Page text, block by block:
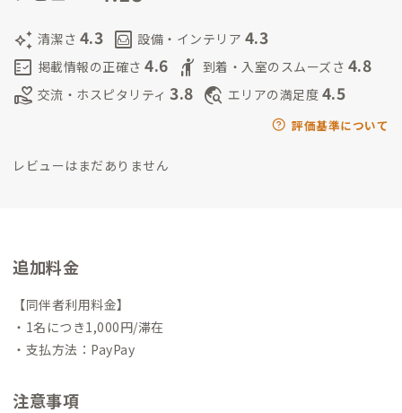
セサリーメーカーでデザイン及びマーチャンダイジング業務に
従事、結婚し3人の子育て後、工作教室やアート制作活動中。
auto_awesome 清潔さ 4.3 living 設備・インテリア 4.3
fact_check 掲載情報の正確さ 4.6 hail 到着・入室のスムーズさ 4.8
volunteer_activism 交流・ホスピタリティ 3.8 travel_explore エリアの満足度 4.5
評価基準について
レビューはまだありません
追加料金
【同伴者利用料金】
・1名につき1,000円/滞在
・支払方法：PayPay
注意事項